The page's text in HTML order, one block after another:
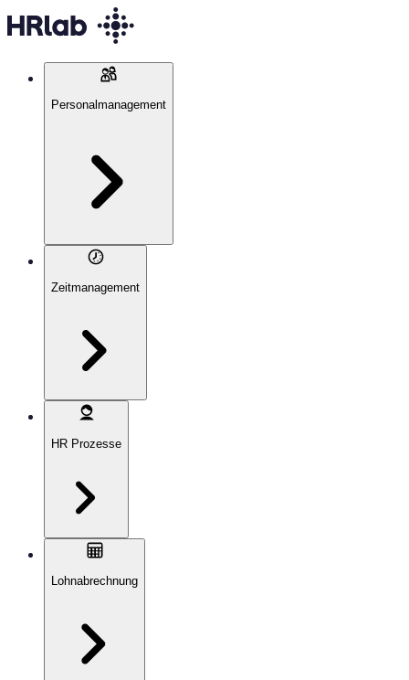
Personalmanagement
Zeitmanagement
HR Prozesse
Lohnabrechnung